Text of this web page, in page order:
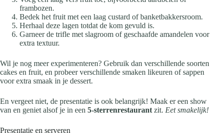
frambozen.
Bedek het fruit met een laag custard of banketbakkersroom.
Herhaal deze lagen totdat de kom gevuld is.
Garneer de trifle met slagroom of geschaafde amandelen voor
extra textuur.
Wil je nog meer experimenteren? Gebruik dan verschillende soorten
cakes en fruit, en probeer verschillende smaken likeuren of sappen
voor extra smaak in je dessert.
En vergeet niet, de presentatie is ook belangrijk! Maak er een show
van en geniet alsof je in een 5-sterrenrestaurant zit. Eet smakelijk!
Presentatie en serveren